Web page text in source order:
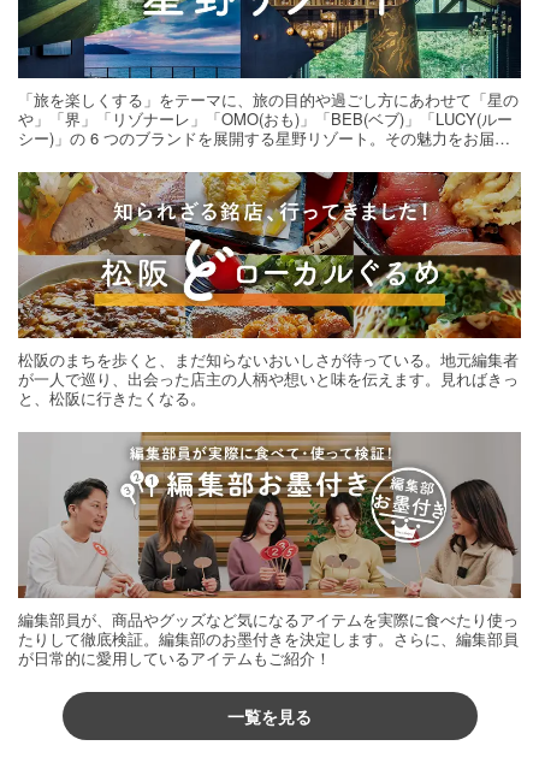
「旅を楽しくする」をテーマに、旅の目的や過ごし方にあわせて「星の
や」「界」「リゾナーレ」「OMO(おも)」「BEB(ベブ)」「LUCY(ルー
シー)」の 6 つのブランドを展開する星野リゾート。その魅力をお届け
松阪のまちを歩くと、まだ知らないおいしさが待っている。地元編集者
が一人で巡り、出会った店主の人柄や想いと味を伝えます。見ればきっ
と、松阪に行きたくなる。
編集部員が、商品やグッズなど気になるアイテムを実際に食べたり使っ
たりして徹底検証。編集部のお墨付きを決定します。さらに、編集部員
が日常的に愛用しているアイテムもご紹介！
一覧を見る